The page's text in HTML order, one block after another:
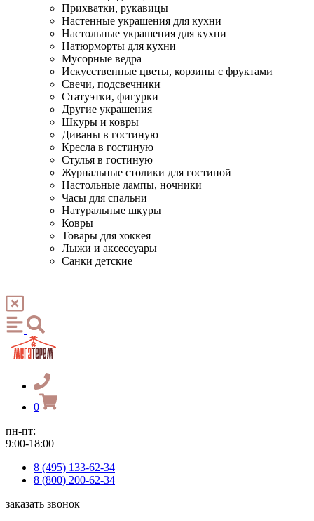
Прихватки, рукавицы
Настенные украшения для кухни
Настольные украшения для кухни
Натюрморты для кухни
Мусорные ведра
Искусственные цветы, корзины с фруктами
Свечи, подсвечники
Статуэтки, фигурки
Другие украшения
Шкуры и ковры
Диваны в гостиную
Кресла в гостиную
Стулья в гостиную
Журнальные столики для гостиной
Настольные лампы, ночники
Часы для спальни
Натуральные шкуры
Ковры
Товары для хоккея
Лыжи и аксессуары
Санки детские
0
пн-пт:
9:00-18:00
8 (495) 133-62-34
8 (800) 200-62-34
заказать звонок